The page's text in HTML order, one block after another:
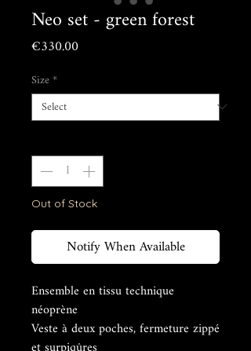
Neo set - green forest
€330.00Price
Size*
Out of Stock
Notify When Available
Ensemble en tissu technique
néoprène
Veste à deux poches, fermeture zippé